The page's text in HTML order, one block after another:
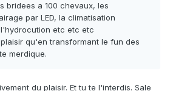
bridees a 100 chevaux, les
par LED, la climatisation
etc etc etc
qu'en transformant le fun des
merdique.
du plaisir. Et tu te l'interdis. Sale